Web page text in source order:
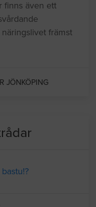
och har ca
är även en
genom Elmia
även ett